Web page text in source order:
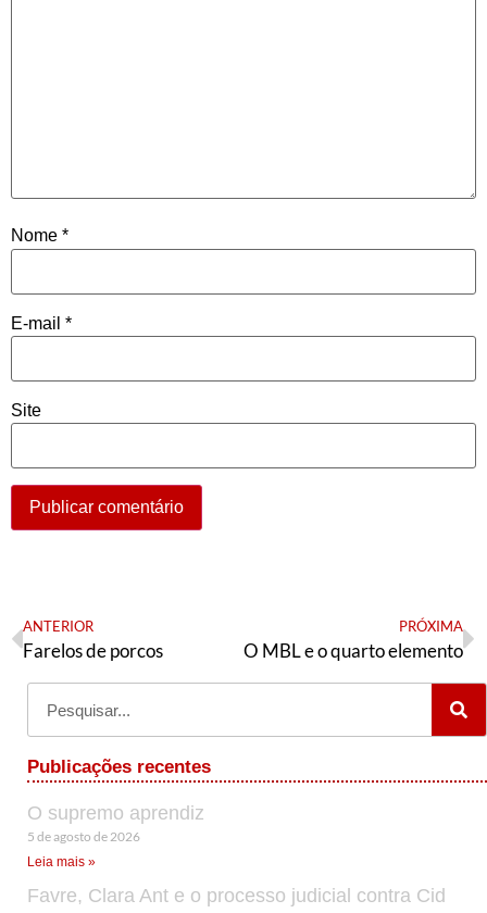
Nome *
E-mail *
Site
ANTERIOR
Farelos de porcos
PRÓXIMA
O MBL e o quarto elemento
Publicações recentes
O supremo aprendiz
5 de agosto de 2026
Leia mais »
Favre, Clara Ant e o processo judicial contra Cid